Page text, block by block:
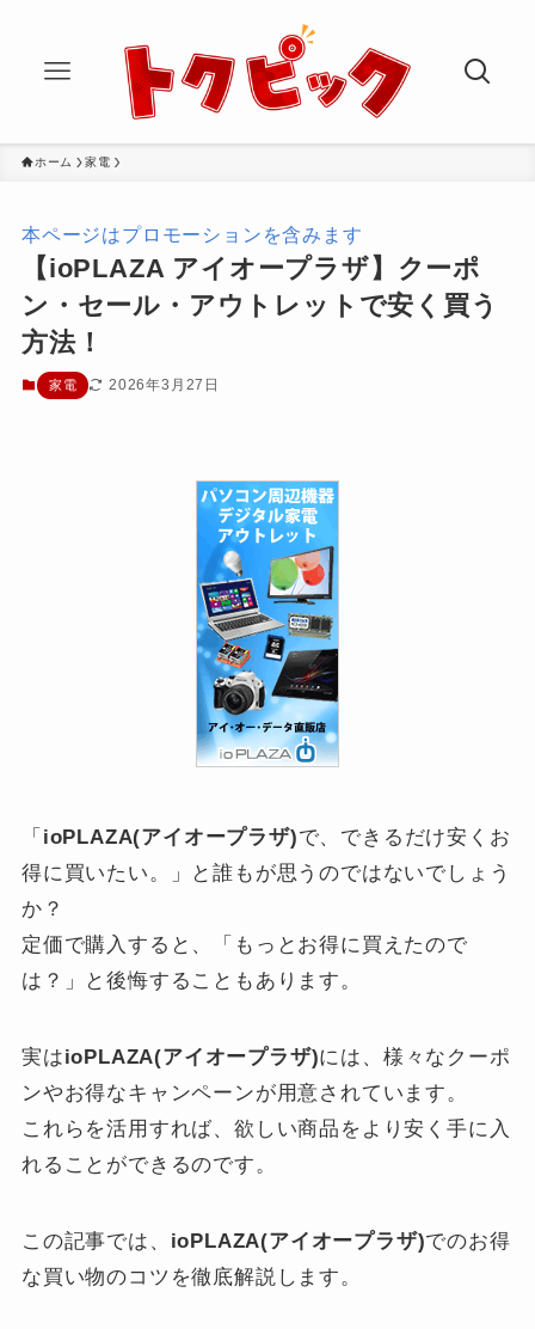
ホーム 家電
本ページはプロモーションを含みます
【ioPLAZA アイオープラザ】クーポ
ン・セール・アウトレットで安く買う
方法！
家電 2026年3月27日
「 ioPLAZA(アイオープラザ)で、できるだけ安くお
得に買いたい。」と誰もが思うのではないでしょう
か？
定価で購入すると、「もっとお得に買えたので
は？」と後悔することもあります。
実はioPLAZA(アイオープラザ)には、様々なクーポ
ンやお得なキャンペーンが用意されています。
これらを活用すれば、欲しい商品をより安く手に入
れることができるのです。
この記事では、 ioPLAZA(アイオープラザ)でのお得
な買い物のコツを徹底解説します。